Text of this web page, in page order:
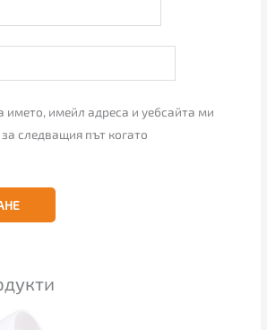
името, имейл адреса и уебсайта ми
следващия път когато